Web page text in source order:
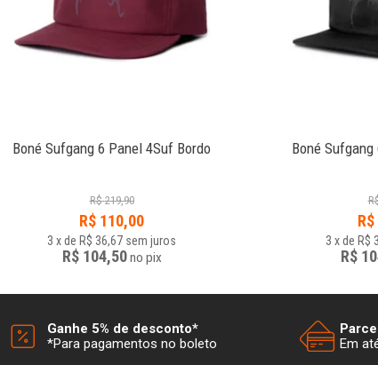
Boné Sufgang 6 Panel 4Suf Bordo
R$ 219,90
R$ 110,00
3 xde R$ 36,67 sem juros
R$ 104,50no pix
Boné
R$
3 xde R$
R$
Ganhe 5% de desconto*
*Para pagamentos no boleto
Em